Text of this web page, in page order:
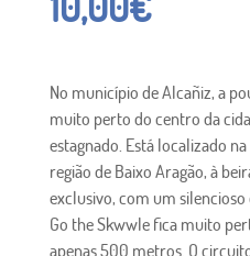
No município de Alcañiz, a
muito perto do centro da
estagnado. Está localizado
região de Baixo Aragão, à
exclusivo, com um
Go the Skwwle fica muito
apenas 500 metros. O